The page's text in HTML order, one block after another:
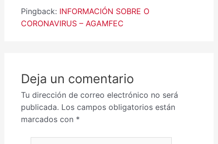
Pingback: INFORMACIÓN SOBRE O
CORONAVIRUS – AGAMFEC
Deja un comentario
Tu dirección de correo electrónico no será
publicada. Los campos obligatorios están
marcados con *